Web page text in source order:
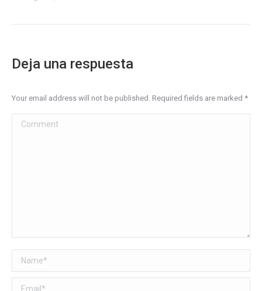
Deja una respuesta
Your email address will not be published. Required fields are marked *
Comment
Name *
Email *